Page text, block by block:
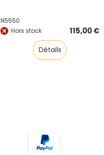
N5550
Hors stock
115,00€
Détails